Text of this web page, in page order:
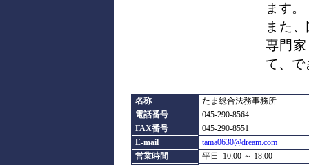
ます。
また
専門
て、で
名称
たま総合法務事務所
電話番号
045-290-8564
FAX番号
045-290-8551
E-mail
tama0630@dream.com
営業時間
平日 10:00 ～ 18:00